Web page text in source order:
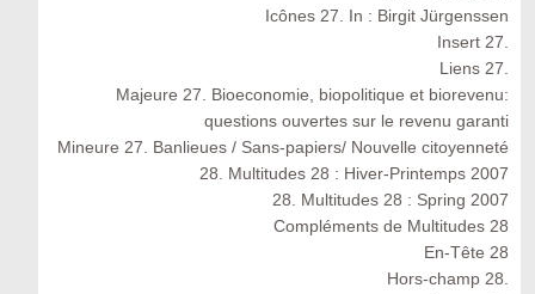
Icônes 27. In : Birgit Jürgenssen
Insert 27.
Liens 27.
Majeure 27. Bioeconomie, biopolitique et biorevenu:
questions ouvertes sur le revenu garanti
Mineure 27. Banlieues / Sans-papiers/ Nouvelle citoyenneté
28. Multitudes 28 : Hiver-Printemps 2007
28. Multitudes 28 : Spring 2007
Compléments de Multitudes 28
En-Tête 28
Hors-champ 28.